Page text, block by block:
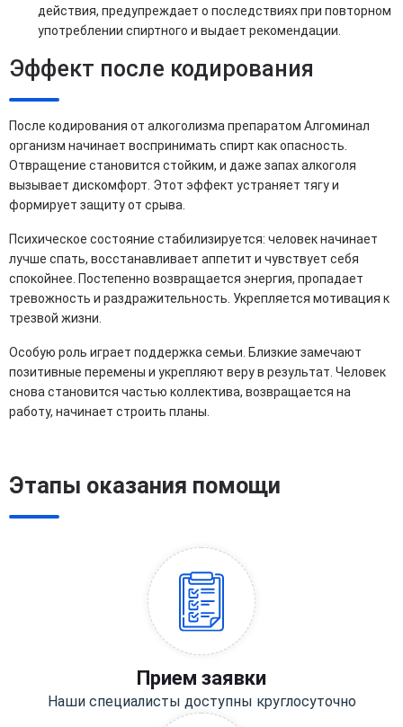
действия, предупреждает о последствиях при повторном
употреблении спиртного и выдает рекомендации.
Эффект после кодирования
После кодирования от алкоголизма препаратом Алгоминал
организм начинает воспринимать спирт как опасность.
Отвращение становится стойким, и даже запах алкоголя
вызывает дискомфорт. Этот эффект устраняет тягу и
формирует защиту от срыва.
Психическое состояние стабилизируется: человек начинает
лучше спать, восстанавливает аппетит и чувствует себя
спокойнее. Постепенно возвращается энергия, пропадает
тревожность и раздражительность. Укрепляется мотивация к
трезвой жизни.
Особую роль играет поддержка семьи. Близкие замечают
позитивные перемены и укрепляют веру в результат. Человек
снова становится частью коллектива, возвращается на
работу, начинает строить планы.
Этапы оказания помощи
Прием заявки
Наши специалисты доступны круглосуточно